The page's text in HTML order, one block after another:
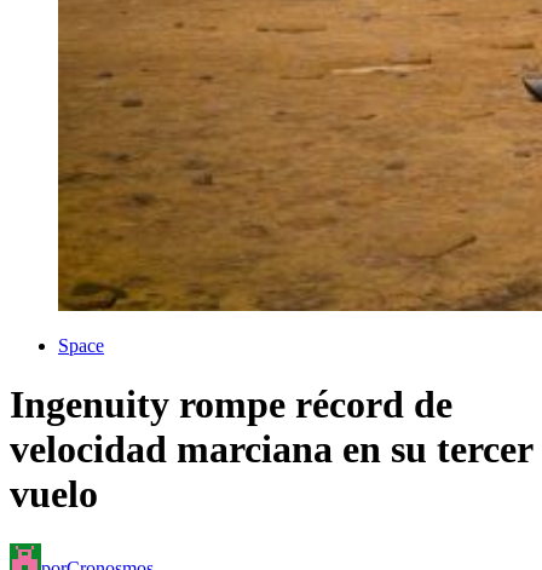
Space
Ingenuity rompe récord de
velocidad marciana en su tercer
vuelo